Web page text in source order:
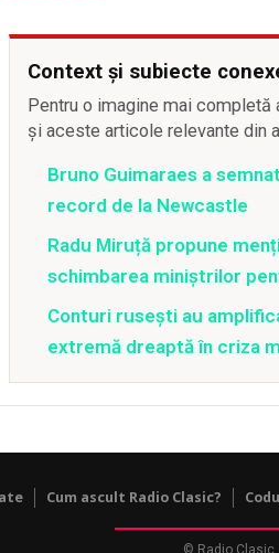
Context și subiecte
Pentru o imagine mai completă
și aceste articole relevante din
Bruno Guimaraes a
record de la Newcastle
Radu Miruță propune
schimbarea miniștrilor
Conturi rusești au
extremă dreaptă în criza
Cum ascult Radio Clasic?
© Radio